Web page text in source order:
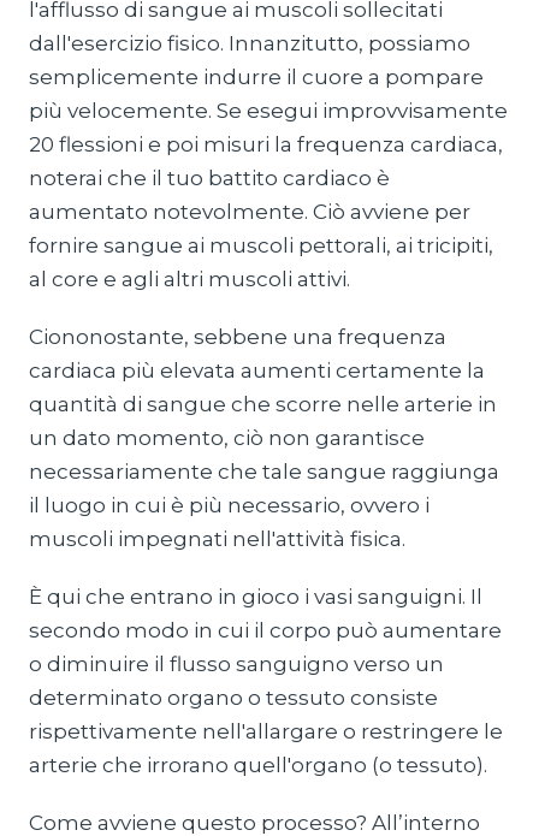
l'afflusso di sangue ai muscoli sollecitati
dall'esercizio fisico. Innanzitutto, possiamo
semplicemente indurre il cuore a pompare
più velocemente. Se esegui improvvisamente
20 flessioni e poi misuri la frequenza cardiaca,
noterai che il tuo battito cardiaco è
aumentato notevolmente. Ciò avviene per
fornire sangue ai muscoli pettorali, ai tricipiti,
al core e agli altri muscoli attivi.
Ciononostante, sebbene una frequenza
cardiaca più elevata aumenti certamente la
quantità di sangue che scorre nelle arterie in
un dato momento, ciò non garantisce
necessariamente che tale sangue raggiunga
il luogo in cui è più necessario, ovvero i
muscoli impegnati nell'attività fisica.
È qui che entrano in gioco i vasi sanguigni. Il
secondo modo in cui il corpo può aumentare
o diminuire il flusso sanguigno verso un
determinato organo o tessuto consiste
rispettivamente nell'allargare o restringere le
arterie che irrorano quell'organo (o tessuto).
Come avviene questo processo? All’interno